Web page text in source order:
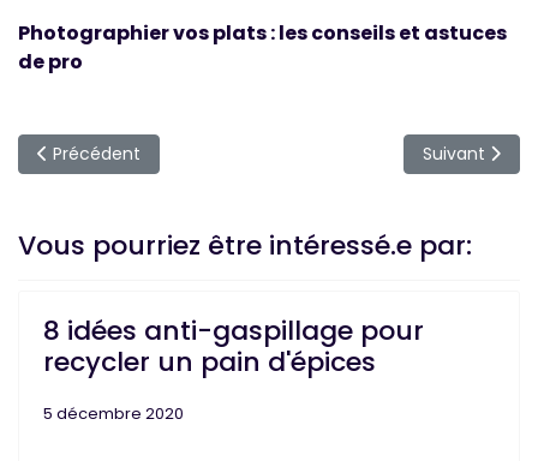
Photographier vos plats : les conseils et astuces
de pro
Article précédent : 10 repas à moins de 400 calories pour
Précédent Article
Suivant
Vous pourriez être intéressé.e par:
8 idées anti-gaspillage pour
recycler un pain d'épices
5 décembre 2020